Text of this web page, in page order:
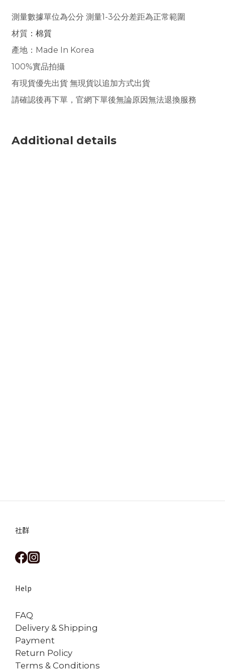
測量數據單位為公分 測量1-3公分差距為正常範圍
材質 ：棉質
產地：Made In Korea
100%實品拍攝
有現貨優先出貨 無現貨以追加方式出貨
請確認後再下單，官網下單後無論原因無法退換服務
Additional details
社群
Help
FAQ
Delivery & Shipping
Payment
Return Policy
Terms & Conditions